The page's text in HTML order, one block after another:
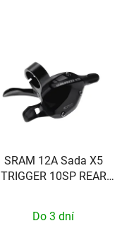
SRAM 12A Sada X5
TRIGGER 10SP REAR
Do 3 dní